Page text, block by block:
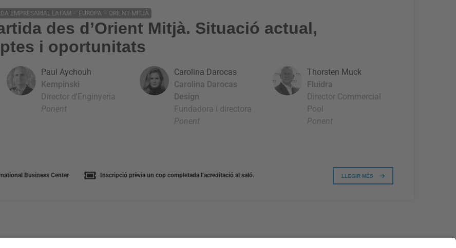
EMPRESARIAL LATAM – EUROPA – ORIENT MITJÀ
des d’Orient Mitjà. Situació actual,
i oportunitats
Paul Aychouh
Kempinski
Director d'Enginyeria
Ponent
Carolina Darocas
Carolina Darocas
Design
Fundadora i directora
Ponent
Thorsten Muck
Fluidra
Director Commercial
Pool
Ponent
Business Center Inscripció prèvia un cop completada l’acreditació al saló. LLEGIR MÉS